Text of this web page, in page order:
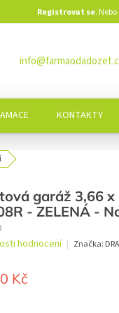
Registrovat se.
KONTAKTY
garáž 3,66 x
- ZELENÁ -
hodnocení Značka:
Kč